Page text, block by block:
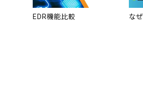
EDR機能比較 な